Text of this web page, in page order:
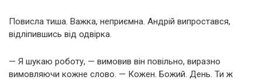
Повисла тиша. Важка, неприємна. Андрій випростався,
відліпившись від одвірка.
— Я шукаю роботу, — вимовив він повільно, виразно
вимовляючи кожне слово. — Кожен. Божий. День. Ти ж